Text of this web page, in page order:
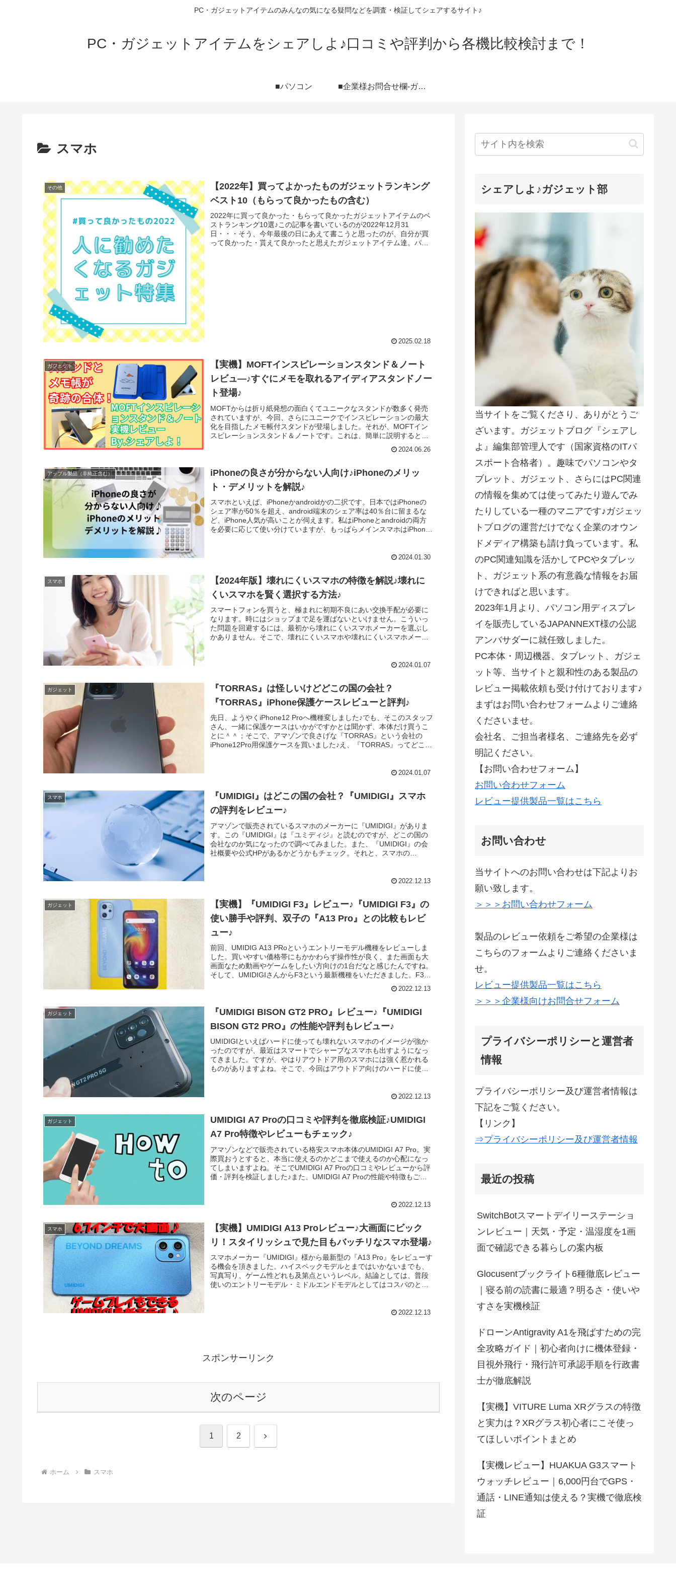
PC・ガジェットアイテムのみんなの気になる疑問などを調査・検証してシェアするサイト♪
PC・ガジェットアイテムをシェアしよ♪口コミや評判から各機比較検討まで！
■パソコン ■企業様お問合せ欄-ガジェットブログ『シェアしよ♪』レビュー依頼用-（ポートフォリオ付き）
スマホ
その他
【2022年】買ってよかったものガジェットランキング
ベスト10（もらって良かったもの含む）
2022年に買って良かった・もらって良かったガジェットアイテムのベ
ストランキング10選♪この記事を書いているのが2022年12月31
日・・・そう、今年最後の日にあえて書こうと思ったのが、自分が買
って良かった・貰えて良かったと思えたガジェットアイテム達。パソ
2025.02.18
ガジェット
【実機】MOFTインスピレーションスタンド＆ノート
レビュ―♪すぐにメモを取れるアイディアスタンドノー
ト登場♪
MOFTからは折り紙発想の面白くてユニークなスタンドが数多く発売
されていますが、今回、さらにユニークでインスピレーションの最大
化を目指したメモ帳付スタンドが登場しました。それが、MOFTイン
スピレーションスタンド＆ノートです。これは、簡単に説明するとス
取るのに手間取ってしまうというあるあるを、メモ帳をスマホに付け
ーカー様よりMOFTインスピレーションスタンド＆ノートの実機を頂
いたので、率直な感想をレビューします。
2024.06.26
アップル製品（非純正含む）
iPhoneの良さが分からない人向け♪iPhoneのメリッ
ト・デメリットを解説♪
スマホといえば、iPhoneかandroidかの二択です。日本ではiPhoneの
シェア率が50％を超え、android端末のシェア率は40％台に留まるな
ど、iPhone人気が高いことが伺えます。私はiPhoneとandroidの両方
を必要に応じて使い分けていますが、もっぱらメインスマホはiPhone
ないという人もいらっしゃるので、今回はiPhoneのメリット・デメリ
2024.01.30
スマホ
【2024年版】壊れにくいスマホの特徴を解説♪壊れに
くいスマホを賢く選択する方法♪
スマートフォンを買うと、極まれに初期不良にあい交換手配が必要に
なります。時にはショップまで足を運ばないといけません。こういっ
た問題を回避するには、最初から壊れにくいスマホメーカーを選ぶし
かありません。そこで、壊れにくいスマホや壊れにくいスマホメーカ
2024.01.07
ガジェット
『TORRAS』は怪しいけどどこの国の会社？
『TORRAS』iPhone保護ケースレビューと評判♪
先日、ようやくiPhone12 Proへ機種変しました♪でも、そこのスタッフ
さん、一緒に保護ケースはいかがですかとは聞かず、本体だけ買うこ
とに＾＾；そこで、アマゾンで良さげな『TORRAS』という会社の
iPhone12Pro用保護ケースを買いました♪え、『TORRAS』ってどこの
際に装着した感想・レビューを書いておきました♪『TORRAS』
幸いです♪
2024.01.07
スマホ
『UMIDIGI』はどこの国の会社？『UMIDIGI』スマホ
の評判をレビュー♪
アマゾンで販売されているスマホのメーカーに『UMIDIGI』がありま
す。この『UMIDIGI』は『ユミディジ』と読むのですが、どこの国の
会社なのか気になったので調べてみました。また、『UMIDIGI』の会
社概要や公式HPがあるかどうかもチェック。それと、スマホの
2022.12.13
ガジェット
【実機】『UMIDIGI F3』レビュー♪『UMIDIGI F3』の
使い勝手や評判、双子の『A13 Pro』との比較もレビ
ュー♪
前回、UMIDIG A13 PRoというエントリーモデル機種をレビューしま
した。買いやすい価格帯にもかかわらず操作性が良く、また画面も大
画面なため動画やゲームをしたい方向けの1台だなと感じたんですね。
そして、UMIDIGIさんからF3という最新機種をいただきました。F3は
今回、実機にて『F3』の特徴を見ていくとともに、『UMIDIGI F3』と
2022.12.13
ガジェット
『UMIDIGI BISON GT2 PRO』レビュー♪『UMIDIGI
BISON GT2 PRO』の性能や評判もレビュー♪
UMIDIGIといえばハードに使っても壊れないスマホのイメージが強か
ったのですが、最近はスマートでシャープなスマホも出すようになっ
てきました。ですが、やはりアウトドア用のスマホには強く惹かれる
ものがありますよね。そこで、今回はアウトドア向けのハードに使っ
2022.12.13
ガジェット
UMIDIGI A7 Proの口コミや評判を徹底検証♪UMIDIGI
A7 Pro特徴やレビューもチェック♪
アマゾンなどで販売されている格安スマホ本体のUMIDIGI A7 Pro。実
際買おうとすると、本当に使えるのかどこまで使えるのか心配になっ
てしまいますよね。そこでUMIDIGI A7 Proの口コミやレビューから評
価・評判を検証しました♪また、UMIDIGI A7 Proの性能や特徴もご紹
2022.12.13
スマホ
【実機】UMIDIGI A13 Proレビュー♪大画面にビック
リ！スタイリッシュで見た目もバッチリなスマホ登場♪
スマホメーカー『UMIDIGI』様から最新型の『A13 Pro』をレビューす
る機会を頂きました。ハイスペックモデルとまではいかないまでも、
写真写り、ゲーム性どれも及第点というレベル。結論としては、普段
使いのエントリーモデル・ミドルエンドモデルとしてはコスパのとて
2022.12.13
スポンサーリンク
次のページ
1 2 次
ホーム スマホ
シェアしよ♪ガジェット部
当サイトをご覧くださり、ありがとうご
ざいます。ガジェットブログ『シェアし
よ』編集部管理人です（国家資格のITパ
スポート合格者）。趣味でパソコンやタ
ブレット、ガジェット、さらにはPC関連
の情報を集めては使ってみたり遊んでみ
たりしている一種のマニアです♪ガジェッ
トブログの運営だけでなく企業のオウン
ドメディア構築も請け負っています。私
のPC関連知識を活かしてPCやタブレッ
ト、ガジェット系の有意義な情報をお届
けできればと思います。
2023年1月より、パソコン用ディスプレ
イを販売しているJAPANNEXT様の公認
アンバサダーに就任致しました。
PC本体・周辺機器、タブレット、ガジェ
ット等、当サイトと親和性のある製品の
レビュー掲載依頼も受け付けております♪
まずはお問い合わせフォームよりご連絡
くださいませ。
会社名、ご担当者様名、ご連絡先を必ず
明記ください。
【お問い合わせフォーム】
お問い合わせフォーム
レビュー提供製品一覧はこちら
お問い合わせ
当サイトへのお問い合わせは下記よりお
願い致します。
＞＞＞お問い合わせフォーム
製品のレビュー依頼をご希望の企業様は
こちらのフォームよりご連絡くださいま
せ。
レビュー提供製品一覧はこちら
＞＞＞企業様向けお問合せフォーム
プライバシーポリシーと運営者
情報
プライバシーポリシー及び運営者情報は
下記をご覧ください。
【リンク】
⇒プライバシーポリシー及び運営者情報
最近の投稿
SwitchBotスマートデイリーステーショ
ンレビュー｜天気・予定・温湿度を1画
面で確認できる暮らしの案内板
Glocusentブックライト6種徹底レビュー
｜寝る前の読書に最適？明るさ・使いや
すさを実機検証
ドローンAntigravity A1を飛ばすための完
全攻略ガイド｜初心者向けに機体登録・
目視外飛行・飛行許可承認手順を行政書
士が徹底解説
【実機】VITURE Luma XRグラスの特徴
と実力は？XRグラス初心者にこそ使っ
てほしいポイントまとめ
【実機レビュー】HUAKUA G3スマート
ウォッチレビュー｜6,000円台でGPS・
通話・LINE通知は使える？実機で徹底検
証